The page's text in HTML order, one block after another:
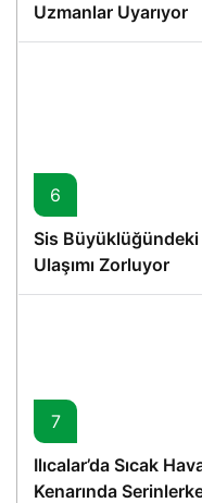
Uzmanlar Uyarıyor
6
Sis Büyüklüğündeki
Ulaşımı Zorluyor
7
Ilıcalar’da Sıcak
Kenarında